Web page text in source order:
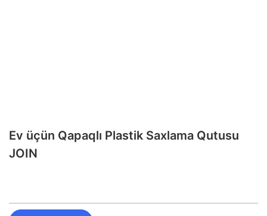
Ev üçün Qapaqlı Plastik Saxlama Qutusu
JOIN